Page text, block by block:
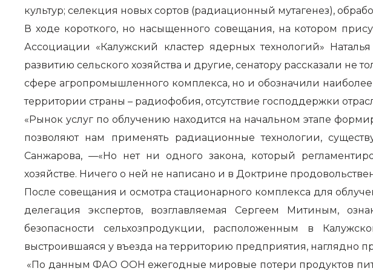
культур; селекция новых сортов (радиационный мутагенез),
В ходе короткого, но насыщенного совещания, на котором
Ассоциации «Калужский кластер ядерных технологий»
развитию сельского хозяйства и другие, сенатору рассказали
сфере агропромышленного комплекса, но и обозначили
территории страны – радиофобия, отсутствие господдержки
«Рынок услуг по облучению находится на начальном этапе
позволяют нам применять радиационные технологии,
Санжарова, —«Но нет ни одного закона, который
хозяйстве. Ничего о ней не написано и в Доктрине
После совещания и осмотра стационарного комплекса для
делегация экспертов, возглавляемая Сергеем Митиным,
безопасности сельхозпродукции, расположенным в
выстроившаяся у въезда на территорию предприятия, наглядно
«По данным ФАО ООН ежегодные мировые потери продуктов